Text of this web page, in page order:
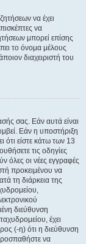
να έχει
να
μπορεί επίσης
το όνομα μέλους
διαχειριστή του
σας. Εάν αυτά είναι
Εάν η υποστήριξη
ότι είστε κάτω των 13
τις οδηγίες
όλες οι νέες εγγραφές
προκειμένου να
τη διάρκεια της
διεύθυνση
έχει
(-η) ότι η διεύθυνση
να